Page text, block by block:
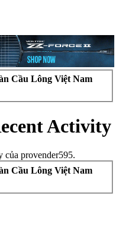
Cầu Lông Việt Nam
Activity
của provender595.
Cầu Lông Việt Nam